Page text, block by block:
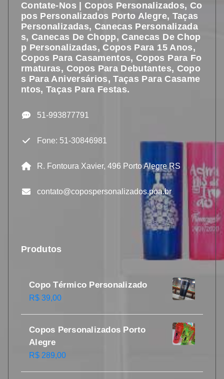
Contate-Nos | Copos Personalizados, Co
Pos Personalizados Porto Alegre, Taças
Personalizadas, Canecas Personalizada
S, Canecas De Chopp, Canecas De Chop
P Personalizadas, Copos Para 15 Anos,
Copos Para Casamentos, Copos Para Fo
Rmaturas, Copos Para Debutantes, Copo
S Para Aniversários, Taças Para Casame
Ntos, Taças Para Festas.
51-993877791
Fone: 51-30846981
R. Fontoura Xavier, 496 Porto Alegre RS
contato@copospersonalizados.poa.br
Produtos
Copo Térmico Personalizado
R$ 39,00
Copos Personalizados Porto
Alegre
R$ 289,00